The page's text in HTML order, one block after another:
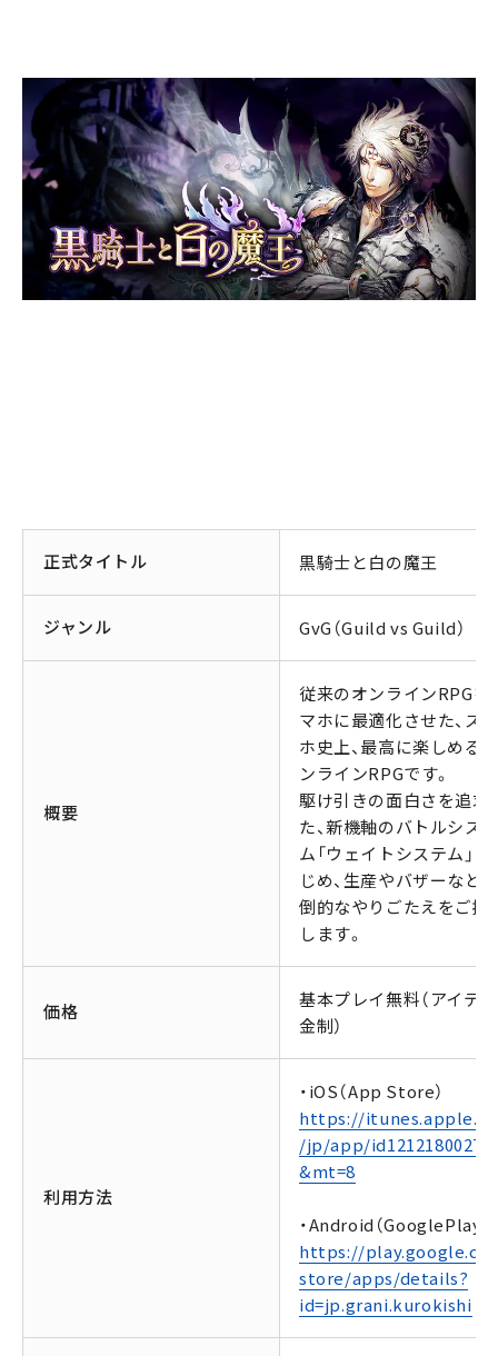
正式タイトル 黒騎士と白の魔王
ジャンル GvG（Guild vs Guild）
概要
従来のオンラインRPGを
マホに最適化させた、ス
ホ史上、最高に楽しめる
ンラインRPGです。
駆け引きの面白さを追求
た、新機軸のバトルシス
ム「ウェイトシステム」を
じめ、生産やバザーなど、
倒的なやりごたえをご提
します。
価格
基本プレイ無料（アイテ
金制）
利用方法
・iOS（App Store）
https://
/jp/app/id1212180027?
&mt=8
・Android（GooglePlay）
https://
store/apps/details?
id=jp.grani.kurokishi